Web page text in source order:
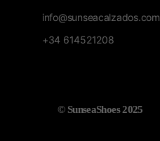
info@sunseacalzados.com
+34 614521208
© SunseaShoes 2025